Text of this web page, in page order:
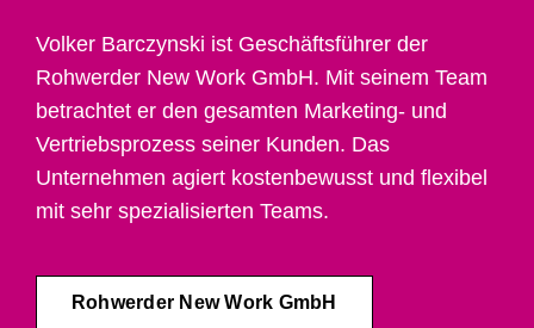
Volker Barczynski ist Geschäftsführer der
Rohwerder New Work GmbH. Mit seinem Team
betrachtet er den gesamten Marketing- und
Vertriebsprozess seiner Kunden. Das
Unternehmen agiert kostenbewusst und flexibel
mit sehr spezialisierten Teams.
Rohwerder New Work GmbH